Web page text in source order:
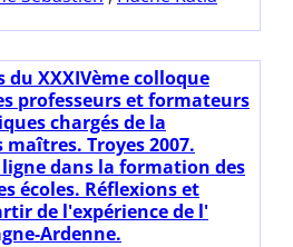
du XXXIVème colloque
professeurs et formateurs
chargés de la
Troyes 2007.
dans la formation des
écoles. Réflexions et
de l'expérience de l'
Ardenne.